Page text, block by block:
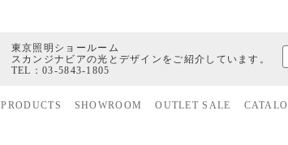
東京照明ショールーム
スカンジナビアの光とデザインをご紹介しています。
TEL：03-5843-1805
PRODUCTS SHOWROOM OUTLET SALE